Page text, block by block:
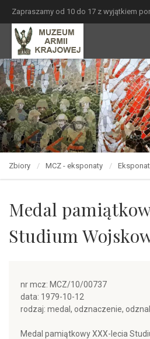
Zapraszamy od 10 do 17 z wyjątkiem
Zbiory MCZ - eksponaty Eksponat
Medal
Studium
nr mcz: MCZ/10/00737
data: 1979-10-12
rodzaj: medal, odznaczenie,
Medal pamiątkowy XXX-lecia